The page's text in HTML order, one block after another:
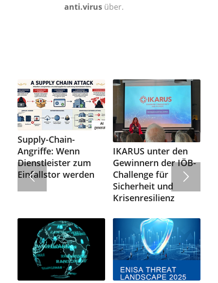
anti.virusüber.
Supply-Chain-
Angriffe: Wenn
Dienstleister zum
Einfallstor werden
IKARUS unter den
Gewinnern der IÖB-
Challenge für
Sicherheit und
Krisenresilienz